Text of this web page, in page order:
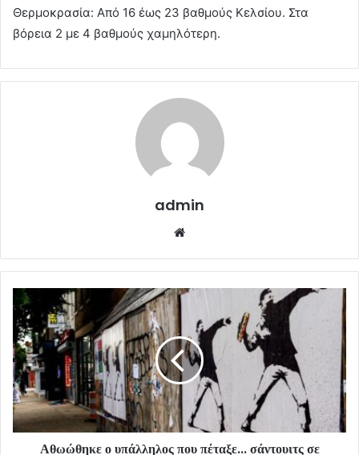
Θερμοκρασία: Από 16 έως 23 βαθμούς Κελσίου. Στα
βόρεια 2 με 4 βαθμούς χαμηλότερη.
admin
Αθωώθηκε ο υπάλληλος που πέταξε... σάντουιτς σε